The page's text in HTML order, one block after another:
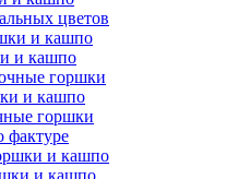
цветов
и кашпо
и кашпо
горшки
и кашпо
горшки
фактуре
и кашпо
и кашпо